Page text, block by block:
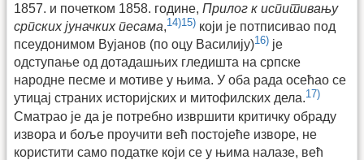
1857. и почетком 1858. године, Прилог к испитивању
српских јуначких песама,14)15) који је потписивао под
псеудонимом Вујанов (по оцу Василију)16) је
одступање од дотадашњих гледишта на српске
народне песме и мотиве у њима. У оба рада осећао се
утицај страних историјских и митофилских дела.17)
Сматрао је да је потребно извршити критичку обраду
извора и боље проучити већ постојеће изворе, не
користити само податке који се у њима налазе, већ